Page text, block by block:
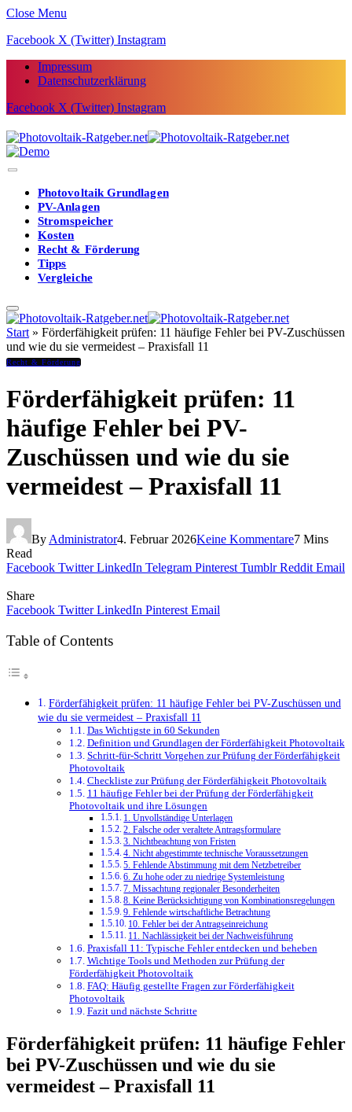
Close Menu
Facebook X (Twitter) Instagram
Impressum
Datenschutzerklärung
Facebook X (Twitter) Instagram
Photovoltaik Grundlagen
PV-Anlagen
Stromspeicher
Kosten
Recht & Förderung
Tipps
Vergleiche
Start » Förderfähigkeit prüfen: 11 häufige Fehler bei PV-Zuschüssen
und wie du sie vermeidest – Praxisfall 11
Recht & Förderung
Förderfähigkeit prüfen: 11
häufige Fehler bei PV-
Zuschüssen und wie du sie
vermeidest – Praxisfall 11
By Administrator4. Februar 2026Keine Kommentare7 Mins
Read
Facebook Twitter LinkedIn Telegram Pinterest Tumblr Reddit Email
Share
Facebook Twitter LinkedIn Pinterest Email
Table of Contents
Förderfähigkeit prüfen: 11 häufige Fehler bei PV-Zuschüssen und
wie du sie vermeidest – Praxisfall 11
Das Wichtigste in 60 Sekunden
Definition und Grundlagen der Förderfähigkeit Photovoltaik
Schritt-für-Schritt Vorgehen zur Prüfung der Förderfähigkeit
Photovoltaik
Checkliste zur Prüfung der Förderfähigkeit Photovoltaik
11 häufige Fehler bei der Prüfung der Förderfähigkeit
Photovoltaik und ihre Lösungen
1. Unvollständige Unterlagen
2. Falsche oder veraltete Antragsformulare
3. Nichtbeachtung von Fristen
4. Nicht abgestimmte technische Voraussetzungen
5. Fehlende Abstimmung mit dem Netzbetreiber
6. Zu hohe oder zu niedrige Systemleistung
7. Missachtung regionaler Besonderheiten
8. Keine Berücksichtigung von Kombinationsregelungen
9. Fehlende wirtschaftliche Betrachtung
10. Fehler bei der Antragseinreichung
11. Nachlässigkeit bei der Nachweisführung
Praxisfall 11: Typische Fehler entdecken und beheben
Wichtige Tools und Methoden zur Prüfung der
Förderfähigkeit Photovoltaik
FAQ: Häufig gestellte Fragen zur Förderfähigkeit
Photovoltaik
Fazit und nächste Schritte
Förderfähigkeit prüfen: 11 häufige Fehler
bei PV-Zuschüssen und wie du sie
vermeidest – Praxisfall 11